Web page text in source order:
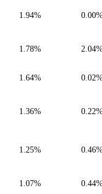
1.94%
1.78%
1.64%
1.36%
1.25%
1.07%